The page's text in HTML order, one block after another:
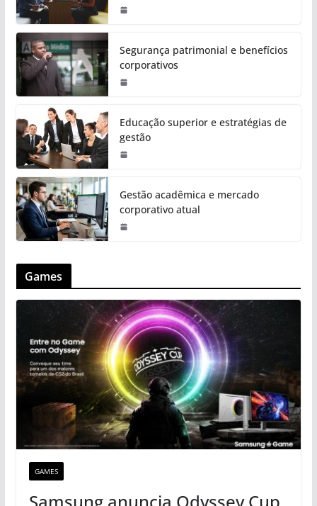
Segurança patrimonial e benefícios
corporativos
Educação superior e estratégias de
gestão
Gestão acadêmica e mercado
corporativo atual
Games
GAMES